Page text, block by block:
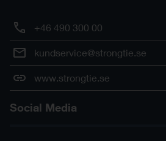
+46 490 300 00
kundservice@strongtie.se
www.strongtie.se
Social Media